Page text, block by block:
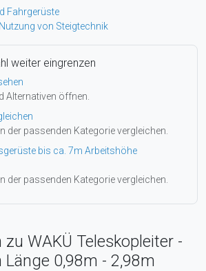
Fahrgerüste
von Steigtechnik
weiter eingrenzen
Alternativen öffnen.
der passenden Kategorie vergleichen.
bis ca. 7m Arbeitshöhe
der passenden Kategorie vergleichen.
WAKÜ Teleskopleiter -
0,98m - 2,98m